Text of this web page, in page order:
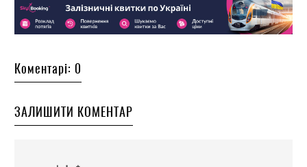
Коментарі: 0
ЗАЛИШИТИ КОМЕНТАР